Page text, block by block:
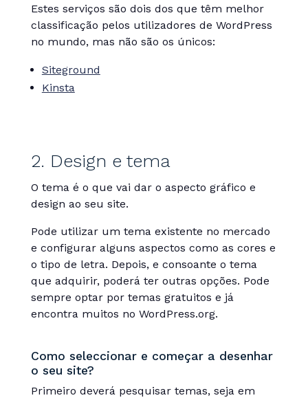
Estes serviços são dois dos que têm melhor
classificação pelos utilizadores de WordPress
no mundo, mas não são os únicos:
Siteground
Kinsta
2. Design e tema
O tema é o que vai dar o aspecto gráfico e
design ao seu site.
Pode utilizar um tema existente no mercado
e configurar alguns aspectos como as cores e
o tipo de letra. Depois, e consoante o tema
que adquirir, poderá ter outras opções. Pode
sempre optar por temas gratuitos e já
encontra muitos no WordPress.org.
Como seleccionar e começar a desenhar
o seu site?
Primeiro deverá pesquisar temas, seja em